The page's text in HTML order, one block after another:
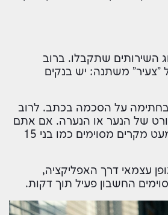
השירותים שתקבלו. ברוב
אך גיל הסיום של מסלול "צעיר" משתנה: יש בנקים
ובחתימה על הסכמה בכתב. לרוב
של הנער או הנערה. אם אתם
שואלים "אפשר לפתוח חשבון בלי הורים?" – בדרך כלל עד גיל 16 לא, למעט מקרים מסוימים כמו בני 15
עצמאי דרך האפליקציה,
החשבון פעיל תוך דקות.